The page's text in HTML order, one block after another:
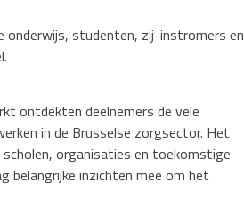
onderwijs, studenten, zij-instromers en
ontdekten deelnemers de vele
in de Brusselse zorgsector. Het
organisaties en toekomstige
belangrijke inzichten mee om het